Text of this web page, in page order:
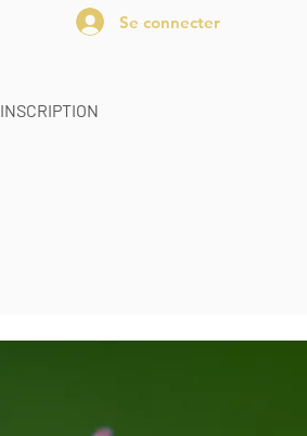
Se connecter
INSCRIPTION